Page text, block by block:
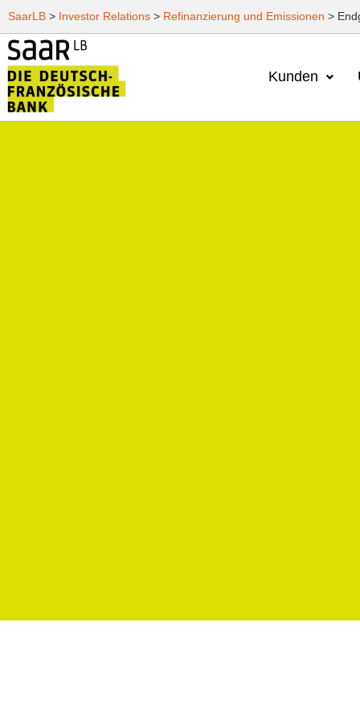
SaarLB > Investor Relations > Refinanzierung und Emissionen >
Kunden